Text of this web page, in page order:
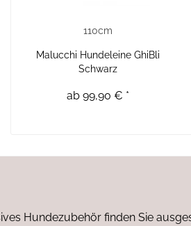
110cm
Malucchi Hundeleine GhiBli
Schwarz
ab 99,90 € *
Hundezubehör finden Sie